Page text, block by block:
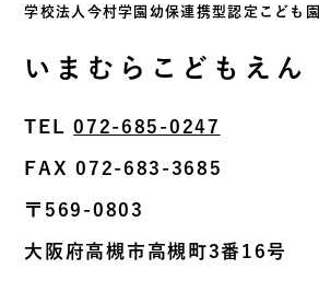
学校法⼈今村学園幼保連携型認定こども園
いまむらこどもえん
TEL072-685-0247
FAX 072-683-3685
〒569-0803
⼤阪府⾼槻市⾼槻町3番16号